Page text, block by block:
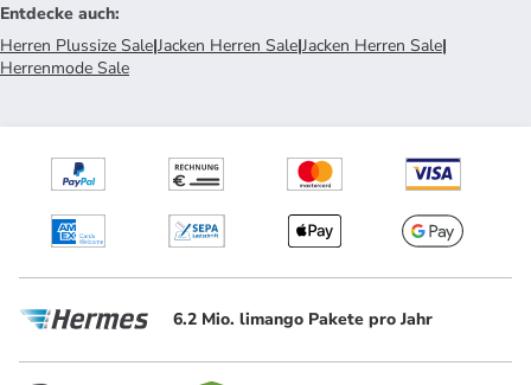
Entdecke auch:
Herren Plussize Sale|Jacken Herren Sale|Jacken Herren Sale|
Herrenmode Sale
6.2 Mio. limango Pakete pro Jahr